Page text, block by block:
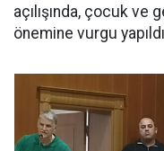
açılışında, çocuk ve
önemine vurgu